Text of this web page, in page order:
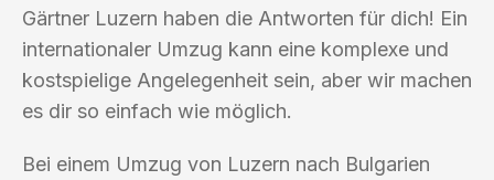
Gärtner Luzern haben die Antworten für dich! Ein
internationaler Umzug kann eine komplexe und
kostspielige Angelegenheit sein, aber wir machen
es dir so einfach wie möglich.
Bei einem Umzug von Luzern nach Bulgarien